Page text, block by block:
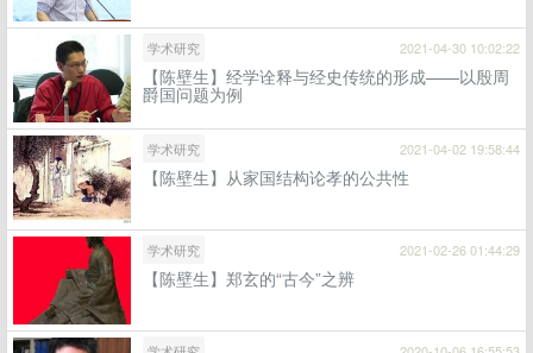
学术研究 2021-04-30 10:02:22
【陈壁生】经学诠释与经史传统的形成——以殷周
爵国问题为例
学术研究 2021-04-02 19:58:44
【陈壁生】从家国结构论孝的公共性
学术研究 2021-02-26 01:44:29
【陈壁生】郑玄的“古今”之辨